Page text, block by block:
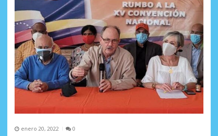
enero 20, 2022 0